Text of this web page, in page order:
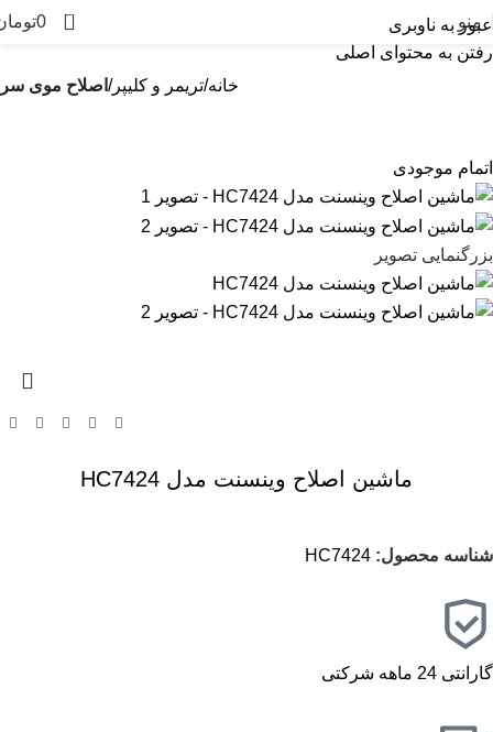
عبور به ناوبری
رفتن به محتوای اصلی
منو 0
0
خانه تریمر و کلیپر اصلاح موی سر
اتمام موجودی
بزرگنمایی تصویر
ماشین اصلاح وینسنت مدل HC7424
شناسه محصول: HC7424
گارانتی 24 ماهه شرکتی